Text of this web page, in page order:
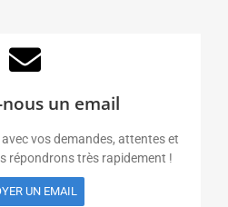
un email
vos demandes, attentes et
répondrons très rapidement !
UN EMAIL